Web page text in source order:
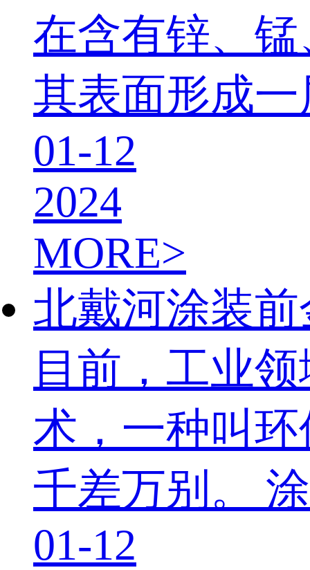
在含有锌、
其表面形成
01-12
2024
MORE>
北戴河涂装
目前，工业
术，一种叫
千差万别。
01-12